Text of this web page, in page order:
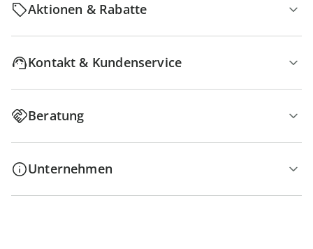
Aktionen & Rabatte
Kontakt & Kundenservice
Beratung
Unternehmen